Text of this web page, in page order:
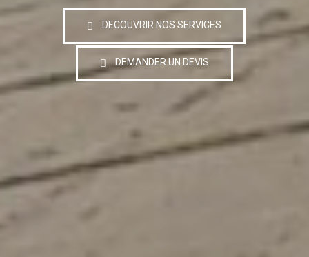
DECOUVRIR NOS SERVICES
DEMANDER UN DEVIS